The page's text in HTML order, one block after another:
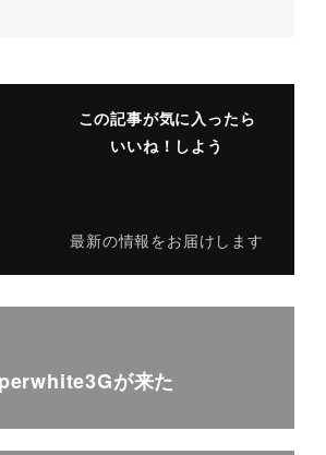
この記事が気に入ったら
いいね！しよう
最新の情報をお届けします
が来た